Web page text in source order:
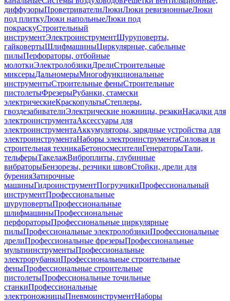
диффузорыПроветривателиЛюкиЛюки ревизионныеЛюки
под плиткуЛюки напольныеЛюки под
покраскуСтроительный
инструментЭлектроинструментШуруповерты,
гайковертыШлифмашиныЦиркулярные, сабельные
пилыПерфораторы, отбойные
молоткиЭлектролобзикиДрелиСтроительные
миксерыДальномерыМногофункциональные
инструментыСтроительные феныСтроительные
пистолетыФрезерыРубанки, стамески
электрическиеКраскопультыСтеплеры,
гвоздезабивателиЭлектрические ножницы, резакиНасадки для
электроинструментаАксессуары для
электроинструментаАккумуляторы, зарядные устройства для
электроинструментаНаборы электроинструментаСиловая и
строительная техникаБетоносмесителиГенераторыТали,
тельферыТакелажВиброплиты, глубинные
вибраторыБензорезы, резчики швовСтойки, дрели для
буренияЗатирочные
машиныГидроинструментПогрузчикиПрофессиональный
инструментПрофессиональные
шуруповертыПрофессиональные
шлифмашиныПрофессиональные
перфораторыПрофессиональные циркулярные
пилыПрофессиональные электролобзикиПрофессиональные
дрелиПрофессиональные фрезерыПрофессиональные
мультиинструментыПрофессиональные
электрорубанкиПрофессиональные строительные
феныПрофессиональные строительные
пистолетыПрофессиональные точильные
станкиПрофессиональные
электроножницыПневмоинструментНаборы